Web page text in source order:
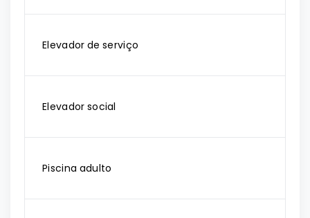
Elevador de serviço
Elevador social
Piscina adulto